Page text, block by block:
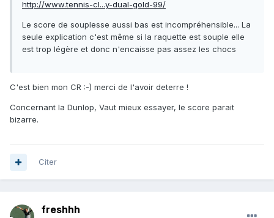
http://www.tennis-cl...y-dual-gold-99/
Le score de souplesse aussi bas est incompréhensible... La
seule explication c'est même si la raquette est souple elle
est trop légère et donc n'encaisse pas assez les chocs
C'est bien mon CR :-) merci de l'avoir deterre !
Concernant la Dunlop, Vaut mieux essayer, le score parait
bizarre.
Citer
freshhh